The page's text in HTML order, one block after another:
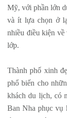
Mỹ, với phần lớn
và ít lựa chọn ở
nhiều điều kiện
lớp.
Thành phố xinh
phổ biến cho
khách du lịch, có
Ban Nha phục vụ